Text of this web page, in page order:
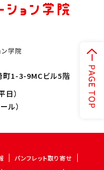
学院
1-3-9MCビル5階
）
ル）
パンフレット取り寄せ